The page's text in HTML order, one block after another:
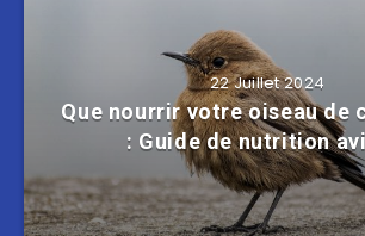
22 Juillet 2024
Que nourrir votre oiseau de
: Guide de nutrition